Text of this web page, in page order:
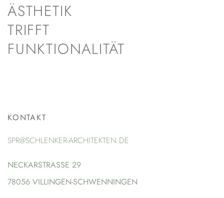
ÄSTHETIK
TRIFFT
FUNKTIONALITÄT
KONTAKT
SPR@SCHLENKER-ARCHITEKTEN.DE
NECKARSTRASSE 29
78056 VILLINGEN-SCHWENNINGEN